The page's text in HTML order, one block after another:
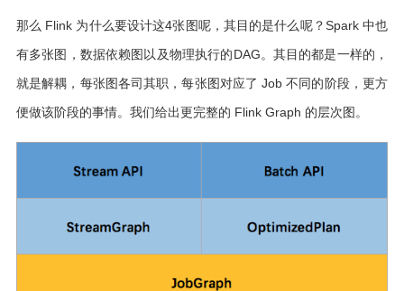
那么 Flink 为什么要设计这4张图呢，其目的是什么呢？Spark 中也
有多张图，数据依赖图以及物理执行的DAG。其目的都是一样的，
就是解耦，每张图各司其职，每张图对应了 Job 不同的阶段，更方
便做该阶段的事情。我们给出更完整的 Flink Graph 的层次图。